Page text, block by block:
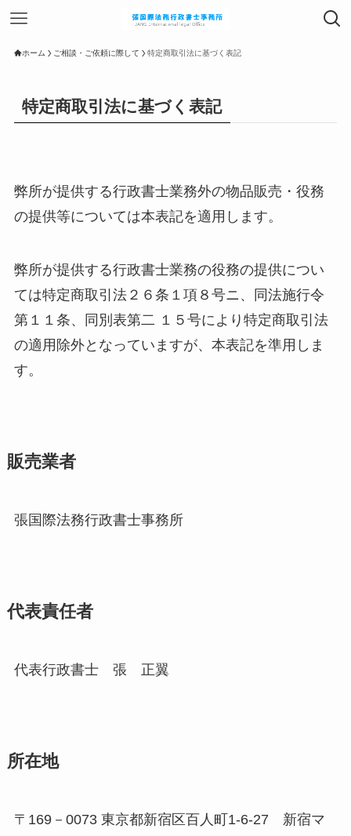
ホーム ご相談・ご依頼に際して 特定商取引法に基づく表記
特定商取引法に基づく表記
弊所が提供する行政書士業務外の物品販売・役務
の提供等については本表記を適用します。
弊所が提供する行政書士業務の役務の提供につい
ては特定商取引法２６条１項８号ニ、同法施行令
第１１条、同別表第二 １５号により特定商取引法
の適用除外となっていますが、本表記を準用しま
す。
販売業者
張国際法務行政書士事務所
代表責任者
代表行政書士 張 正翼
所在地
〒169－0073 東京都新宿区百人町1-6-27 新宿マ